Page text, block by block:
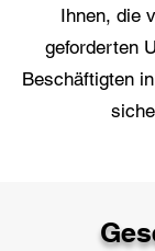
Ihnen, die
geforderten
Beschäftigten